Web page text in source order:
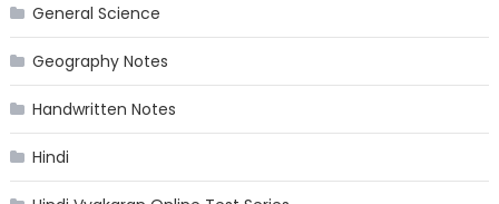
General Science
Geography Notes
Handwritten Notes
Hindi